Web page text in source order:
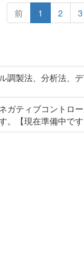
前 1 2 3
調製法、分析法、
ガティブコントロ
。【現在準備中で